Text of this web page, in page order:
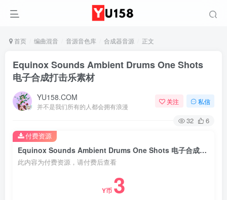
首页 编曲混音 音源音色库 合成器音源 正文
Equinox Sounds Ambient Drums One Shots
电子合成打击乐素材
YU158.COM
并不是我们所有的人都会拥有浪漫
关注 私信
32 6
Equinox Sounds Ambient Drums One Shots 电子合成打击乐素材
此内容为付费资源，请付费后查看
Y币 3
付费资源